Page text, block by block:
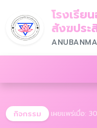
โรงเรีย
สังฆประ
กิจกรรม เผยแพร่เมื่อ: